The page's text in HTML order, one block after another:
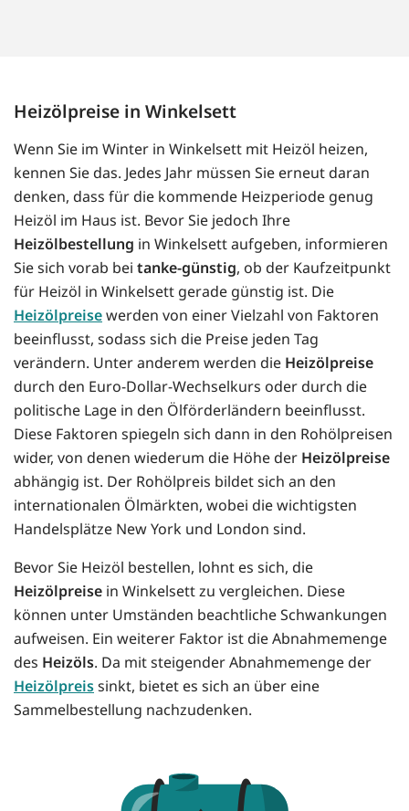
Heizölpreise in Winkelsett
Wenn Sie im Winter in Winkelsett mit Heizöl heizen,
kennen Sie das. Jedes Jahr müssen Sie erneut daran
denken, dass für die kommende Heizperiode genug
Heizöl im Haus ist. Bevor Sie jedoch Ihre
Heizölbestellung in Winkelsett aufgeben, informieren
Sie sich vorab bei tanke-günstig, ob der Kaufzeitpunkt
für Heizöl in Winkelsett gerade günstig ist. Die
Heizölpreisewerden von einer Vielzahl von Faktoren
beeinflusst, sodass sich die Preise jeden Tag
verändern. Unter anderem werden die Heizölpreise
durch den Euro-Dollar-Wechselkurs oder durch die
politische Lage in den Ölförderländern beeinflusst.
Diese Faktoren spiegeln sich dann in den Rohölpreisen
wider, von denen wiederum die Höhe der Heizölpreise
abhängig ist. Der Rohölpreis bildet sich an den
internationalen Ölmärkten, wobei die wichtigsten
Handelsplätze New York und London sind.
Bevor Sie Heizöl bestellen, lohnt es sich, die
Heizölpreise in Winkelsett zu vergleichen. Diese
können unter Umständen beachtliche Schwankungen
aufweisen. Ein weiterer Faktor ist die Abnahmemenge
des Heizöls. Da mit steigender Abnahmemenge der
Heizölpreissinkt, bietet es sich an über eine
Sammelbestellung nachzudenken.